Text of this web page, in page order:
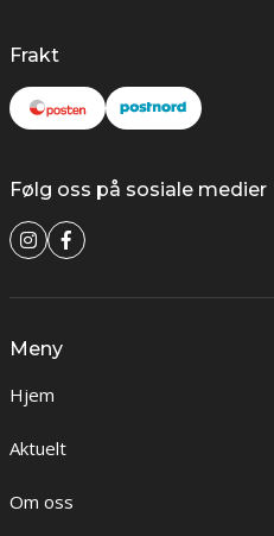
Frakt
Følg oss på sosiale medier
Meny
Hjem
Aktuelt
Om oss